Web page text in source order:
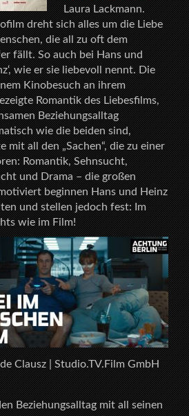
Laura Lackmann.
dreht sich alles um die Liebe
die all zu oft dem
fällt. So auch bei Hans und
wie er sie liebevoll nennt. Die
Kinobesuch an ihrem
Romantik des Liebesfilms,
Beziehungsalltag
wie die beiden sind,
mit all den „Sachen“, die zu einer
Romantik, Sehnsucht,
und Drama – die großen
beginnen Hans und Heinz
und stellen jedoch fest: Im
wie im Film!
Clausz | Studio.TV.Film GmbH
Beziehungsalltag mit all seinen